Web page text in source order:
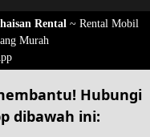
Rental ~ Rental Mobil
Murah
Hubungi
dibawah ini: